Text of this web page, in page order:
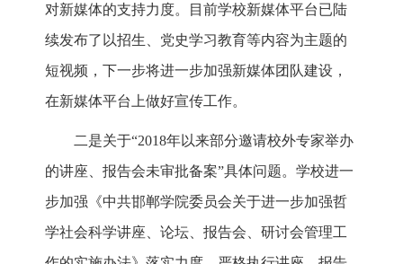
对新媒体的支持力度。目前学校新媒体平台已陆
续发布了以招生、党史学习教育等内容为主题的
短视频，下一步将进一步加强新媒体团队建设，
在新媒体平台上做好宣传工作。
二是关于“2018年以来部分邀请校外专家举办
的讲座、报告会未审批备案”具体问题。学校进一
步加强《中共邯郸学院委员会关于进一步加强哲
学社会科学讲座、论坛、报告会、研讨会管理工